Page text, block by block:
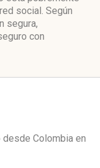
social. Según
segura,
con
desde Colombia en